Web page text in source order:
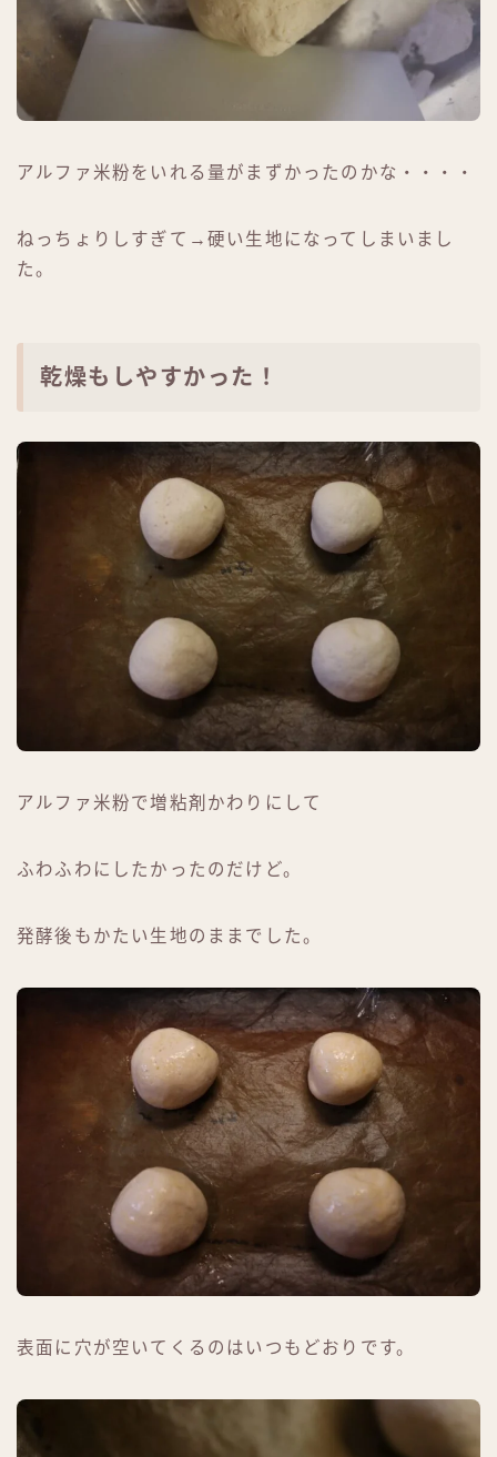
アルファ米粉をいれる量がまずかったのかな・・・・
ねっちょりしすぎて→硬い生地になってしまいまし
た。
乾燥もしやすかった！
アルファ米粉で増粘剤かわりにして
ふわふわにしたかったのだけど。
発酵後もかたい生地のままでした。
表面に穴が空いてくるのはいつもどおりです。